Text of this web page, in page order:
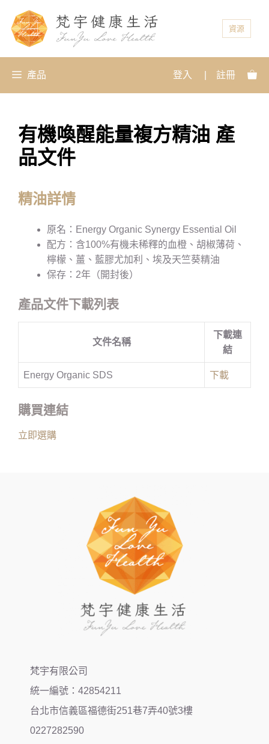
資源
產品 登入 註冊
有機喚醒能量複方精油 產
品文件
精油詳情
原名：Energy Organic Synergy Essential Oil
配方：含100%有機未稀釋的血橙、胡椒薄荷、
檸檬、薑、藍膠尤加利、埃及天竺葵精油
保存：2年（開封後）
產品文件下載列表
文件名稱
下載連
結
Energy Organic SDS 下載
購買連結
立即選購
梵宇有限公司
統一編號：42854211
台北市信義區福德街251巷7弄40號3樓
0227282590